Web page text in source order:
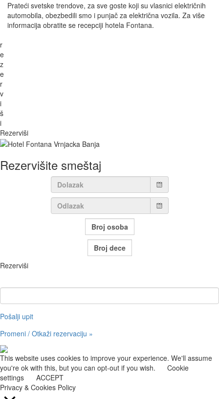
Prateći svetske trendove, za sve goste koji su vlasnici električnih
automobila, obezbedili smo i punjač za električna vozila. Za više
informacija obratite se recepciji hotela Fontana.
r
e
z
e
r
v
i
š
i
Rezerviši
Rezervišite smeštaj
Rezerviši
Pošalji upit
Promeni / Otkaži rezervaciju »
This website uses cookies to improve your experience. We'll assume
you're ok with this, but you can opt-out if you wish.
Cookie
settings
ACCEPT
Privacy & Cookies Policy